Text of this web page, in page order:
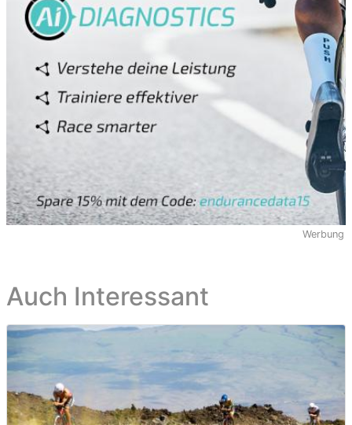
Hong Kong 1
Czech Republic 1
Antigua and
Barbuda
1
Werbung
Auch Interessant